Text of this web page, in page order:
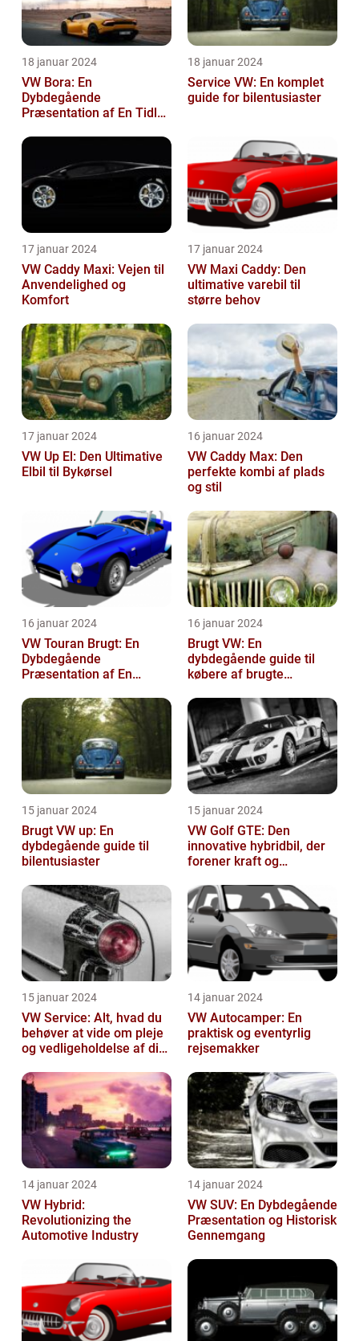
18 januar 2024
VW Bora: En
Dybdegående
Præsentation af En Tidløs
18 januar 2024
Service VW: En komplet
guide for bilentusiaster
17 januar 2024
VW Caddy Maxi: Vejen til
Anvendelighed og
Komfort
17 januar 2024
VW Maxi Caddy: Den
ultimative varebil til
større behov
17 januar 2024
VW Up El: Den Ultimative
Elbil til Bykørsel
16 januar 2024
VW Caddy Max: Den
perfekte kombi af plads
og stil
16 januar 2024
VW Touran Brugt: En
Dybdegående
Præsentation af En
16 januar 2024
Brugt VW: En
dybdegående guide til
købere af brugte
15 januar 2024
Brugt VW up: En
dybdegående guide til
bilentusiaster
15 januar 2024
VW Golf GTE: Den
innovative hybridbil, der
forener kraft og
15 januar 2024
VW Service: Alt, hvad du
behøver at vide om pleje
og vedligeholdelse af din
14 januar 2024
VW Autocamper: En
praktisk og eventyrlig
rejsemakker
14 januar 2024
VW Hybrid:
Revolutionizing the
Automotive Industry
14 januar 2024
VW SUV: En Dybdegående
Præsentation og Historisk
Gennemgang